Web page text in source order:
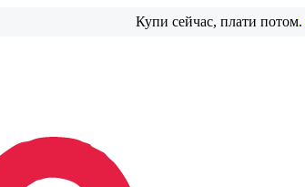
Купи сейчас, плати потом.